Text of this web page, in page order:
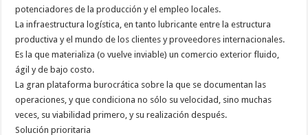
potenciadores de la producción y el empleo locales.
La infraestructura logística, en tanto lubricante entre la estructura
productiva y el mundo de los clientes y proveedores internacionales.
Es la que materializa (o vuelve inviable) un comercio exterior fluido,
ágil y de bajo costo.
La gran plataforma burocrática sobre la que se documentan las
operaciones, y que condiciona no sólo su velocidad, sino muchas
veces, su viabilidad primero, y su realización después.
Solución prioritaria